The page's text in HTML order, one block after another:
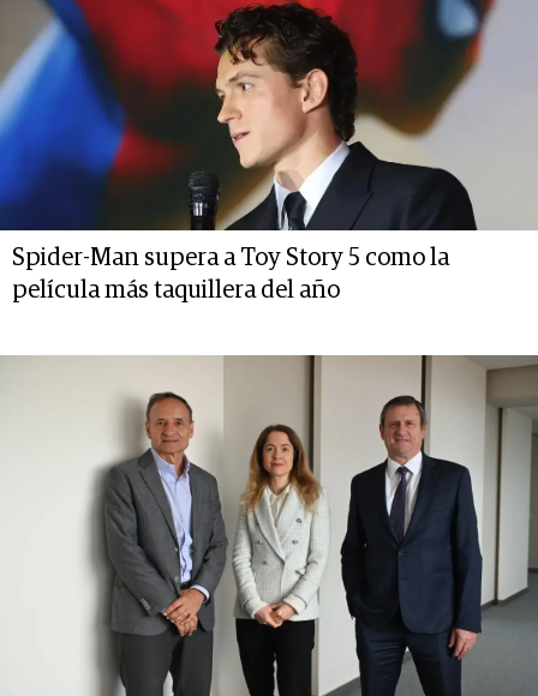
Spider-Man supera a Toy Story 5 como la
película más taquillera del año